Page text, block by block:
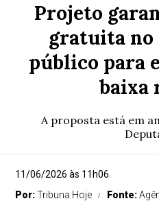
Projeto
gratuita
público para
baixa
A proposta está em
11/06/2026 às 11h06
Por:Tribuna Hoje Fonte: